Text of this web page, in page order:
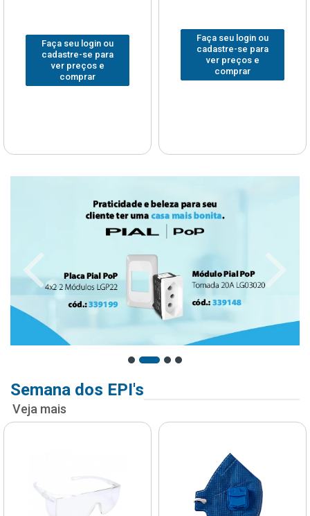
Faça seu login ou
cadastre-se para
ver preços e
comprar
Faça seu login ou
cadastre-se para
ver preços e
comprar
Semana dos EPI's
Veja mais